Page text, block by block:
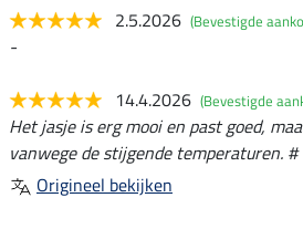
2.5.2026 (Bevestigde
-
14.4.2026 (Bevestigde
Het jasje is erg mooi en past goed,
vanwege de stijgende temperaturen. #
Origineel bekijken